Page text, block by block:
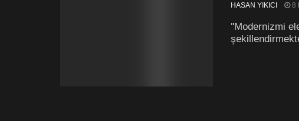
HASAN YIKICI 8
"Modernizmi